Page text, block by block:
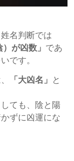
名判断では
）が凶数」 であ
です。
「大凶名」
と
ても、陰と陽
ずに凶運にな